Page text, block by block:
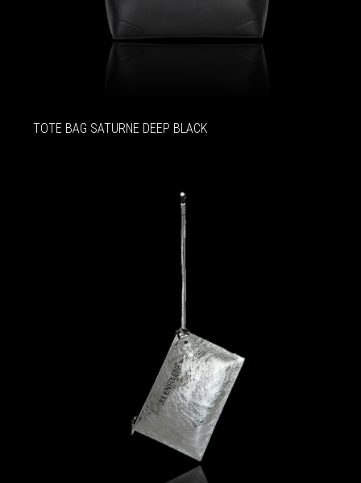
TOTE BAG SATURNE DEEP BLACK